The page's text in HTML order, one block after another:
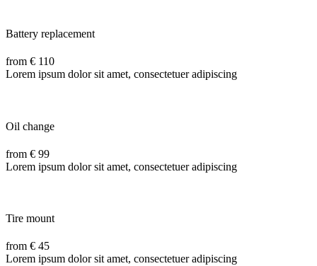
Battery replacement
from € 110
Lorem ipsum dolor sit amet, consectetuer adipiscing
Oil change
from € 99
Lorem ipsum dolor sit amet, consectetuer adipiscing
Tire mount
from € 45
Lorem ipsum dolor sit amet, consectetuer adipiscing